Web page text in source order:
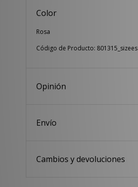
Color
Rosa
Código de Producto: 801315_sizees
Opinión
Envío
Cambios y devoluciones